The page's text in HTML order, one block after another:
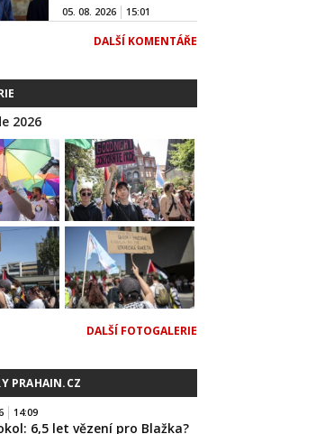
05. 08. 2026 15:01
DALŠÍ KOMENTÁŘE
2026
DALŠÍ FOTOGALERIE
PRAHAIN.CZ
14:09
6,5 let vězení pro Blažka?